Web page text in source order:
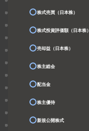
株式売買（日本株）
株式投資評価額（日本株）
売却益（日本株）
株主総会
配当金
株主優待
新規公開株式